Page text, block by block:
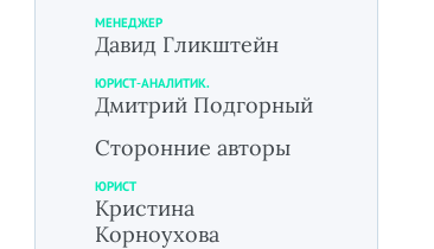
МЕНЕДЖЕР
Давид Гликштейн
ЮРИСТ-АНАЛИТИК.
Дмитрий Подгорный
Сторонние авторы
ЮРИСТ
Кристина
Корноухова